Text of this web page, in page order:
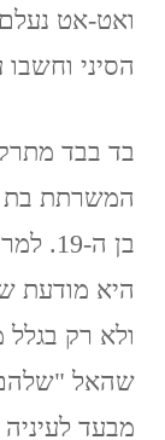
ואט-אט
הסיני
בד בבד
בן ה-
היא מודעת
ולא רק בגלל
שהאל
מבעד